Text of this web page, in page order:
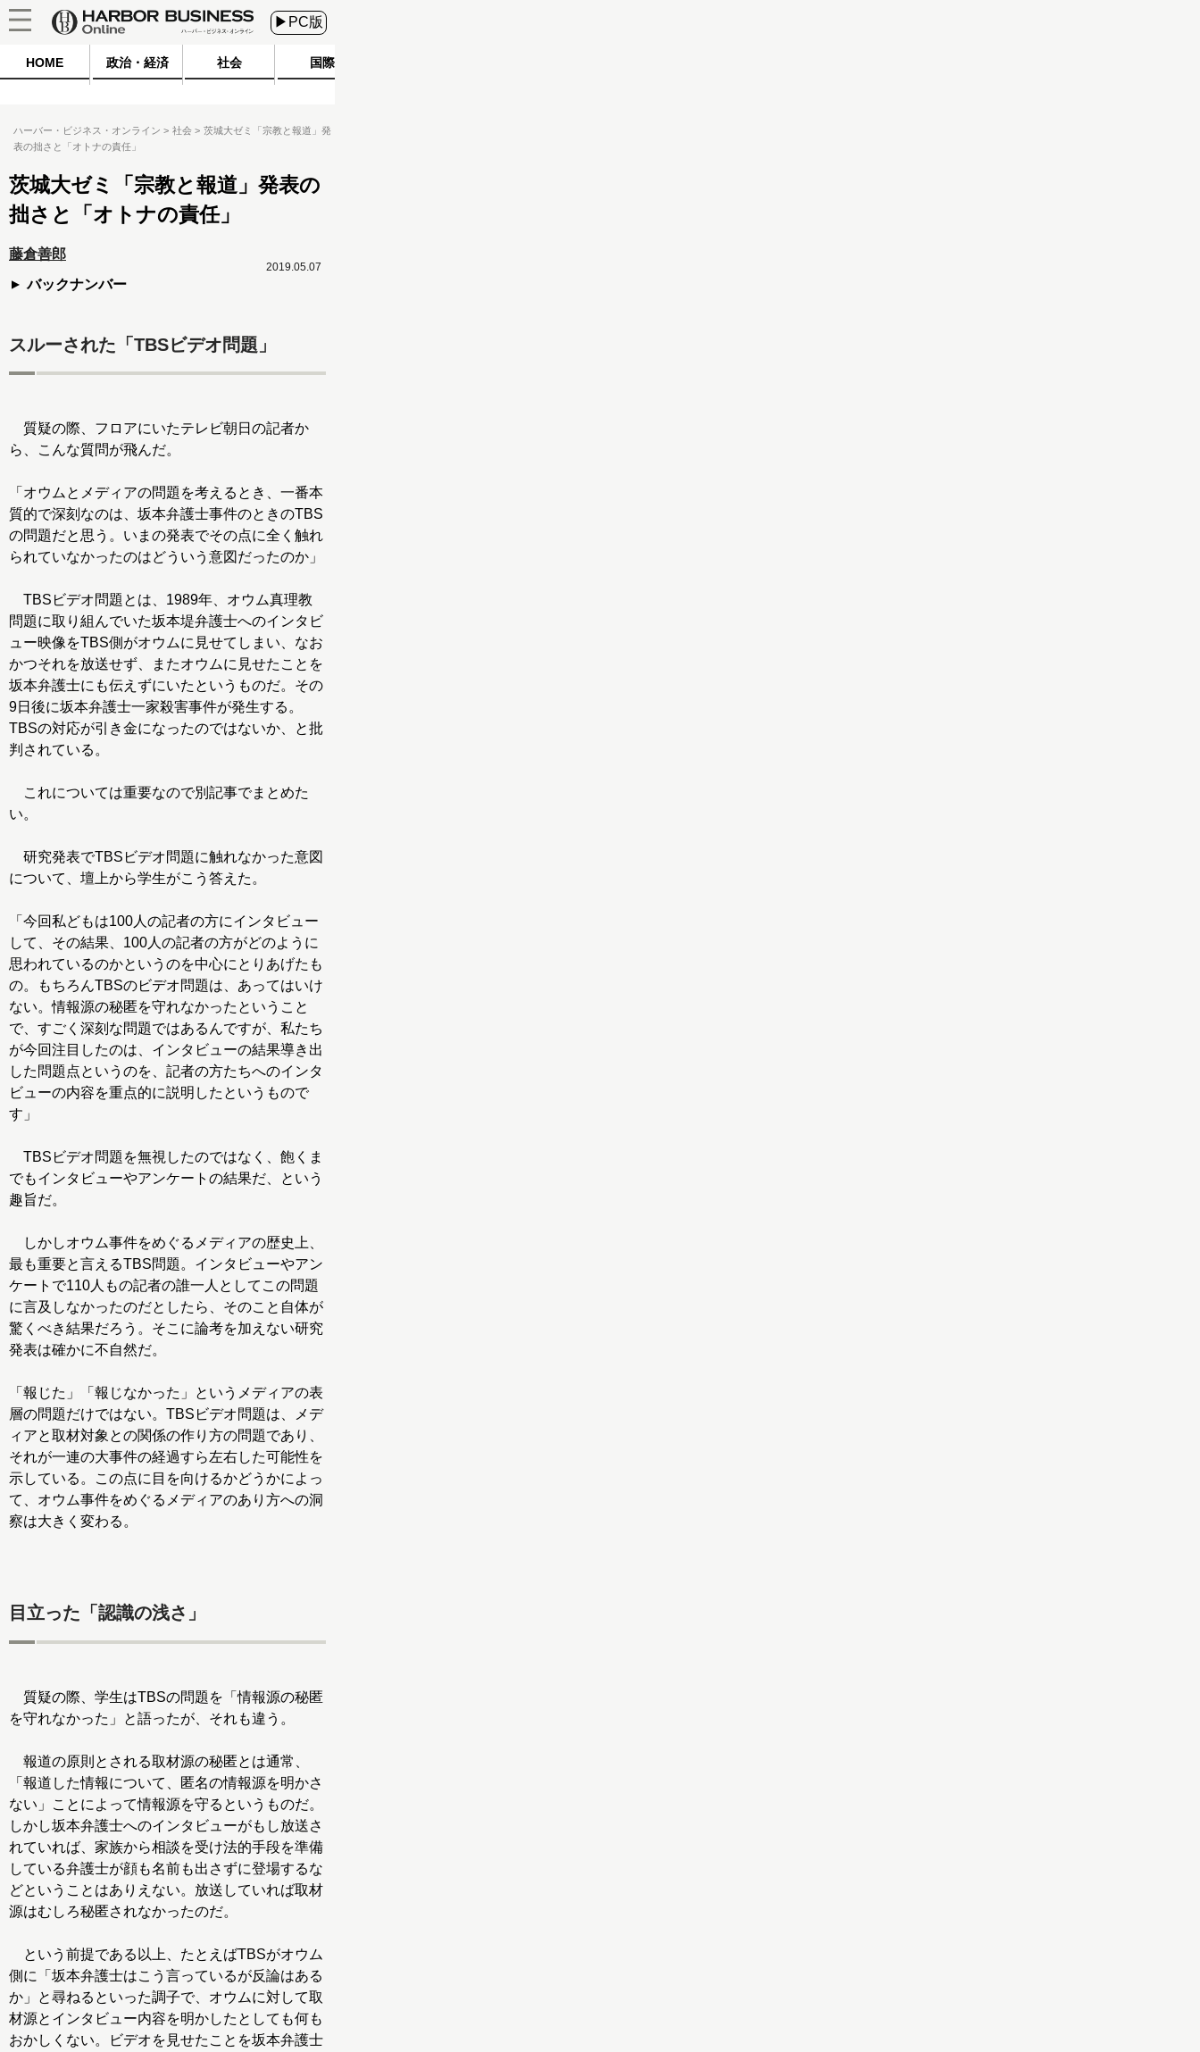
▶PC版
HOME 政治・経済 社会 国際
ハーバー・ビジネス・オンライン 社会
茨城大ゼミ「宗教と報道」発
表の拙さと「オトナの責任」
茨城大ゼミ「宗教と報道」発表の
拙さと「オトナの責任」
藤倉善郎
バックナンバー
2019.05.07
スルーされた「TBSビデオ問題」
質疑の際、フロアにいたテレビ朝日の記者か
ら、こんな質問が飛んだ。
「オウムとメディアの問題を考えるとき、一番本
質的で深刻なのは、坂本弁護士事件のときのTBS
の問題だと思う。いまの発表でその点に全く触れ
られていなかったのはどういう意図だったのか」
TBSビデオ問題とは、1989年、オウム真理教
問題に取り組んでいた坂本堤弁護士へのインタビ
ュー映像をTBS側がオウムに見せてしまい、なお
かつそれを放送せず、またオウムに見せたことを
坂本弁護士にも伝えずにいたというものだ。その
9日後に坂本弁護士一家殺害事件が発生する。
TBSの対応が引き金になったのではないか、と批
判されている。
これについては重要なので別記事でまとめた
い。
研究発表でTBSビデオ問題に触れなかった意図
について、壇上から学生がこう答えた。
「今回私どもは100人の記者の方にインタビュー
して、その結果、100人の記者の方がどのように
思われているのかというのを中心にとりあげたも
の。もちろんTBSのビデオ問題は、あってはいけ
ない。情報源の秘匿を守れなかったということ
で、すごく深刻な問題ではあるんですが、私たち
が今回注目したのは、インタビューの結果導き出
した問題点というのを、記者の方たちへのインタ
ビューの内容を重点的に説明したというもので
す」
TBSビデオ問題を無視したのではなく、飽くま
でもインタビューやアンケートの結果だ、という
趣旨だ。
しかしオウム事件をめぐるメディアの歴史上、
最も重要と言えるTBS問題。インタビューやアン
ケートで110人もの記者の誰一人としてこの問題
に言及しなかったのだとしたら、そのこと自体が
驚くべき結果だろう。そこに論考を加えない研究
発表は確かに不自然だ。
「報じた」「報じなかった」というメディアの表
層の問題だけではない。TBSビデオ問題は、メデ
ィアと取材対象との関係の作り方の問題であり、
それが一連の大事件の経過すら左右した可能性を
示している。この点に目を向けるかどうかによっ
て、オウム事件をめぐるメディアのあり方への洞
察は大きく変わる。
目立った「認識の浅さ」
質疑の際、学生はTBSの問題を「情報源の秘匿
を守れなかった」と語ったが、それも違う。
報道の原則とされる取材源の秘匿とは通常、
「報道した情報について、匿名の情報源を明かさ
ない」ことによって情報源を守るというものだ。
しかし坂本弁護士へのインタビューがもし放送さ
れていれば、家族から相談を受け法的手段を準備
している弁護士が顔も名前も出さずに登場するな
どということはありえない。放送していれば取材
源はむしろ秘匿されなかったのだ。
という前提である以上、たとえばTBSがオウム
側に「坂本弁護士はこう言っているが反論はある
か」と尋ねるといった調子で、オウムに対して取
材源とインタビュー内容を明かしたとしても何も
おかしくない。ビデオを見せたことを坂本弁護士